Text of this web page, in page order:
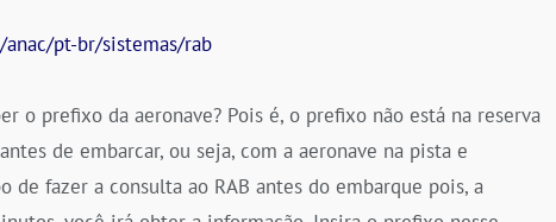
pt-br/sistemas/rab
o prefixo da aeronave? Pois é, o prefixo não está na reserva
de embarcar, ou seja, com a aeronave na pista e
fazer a consulta ao RAB antes do embarque pois, a